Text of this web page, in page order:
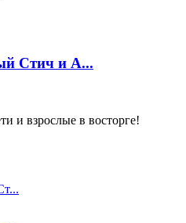
Стич и А...
и взрослые в восторге!